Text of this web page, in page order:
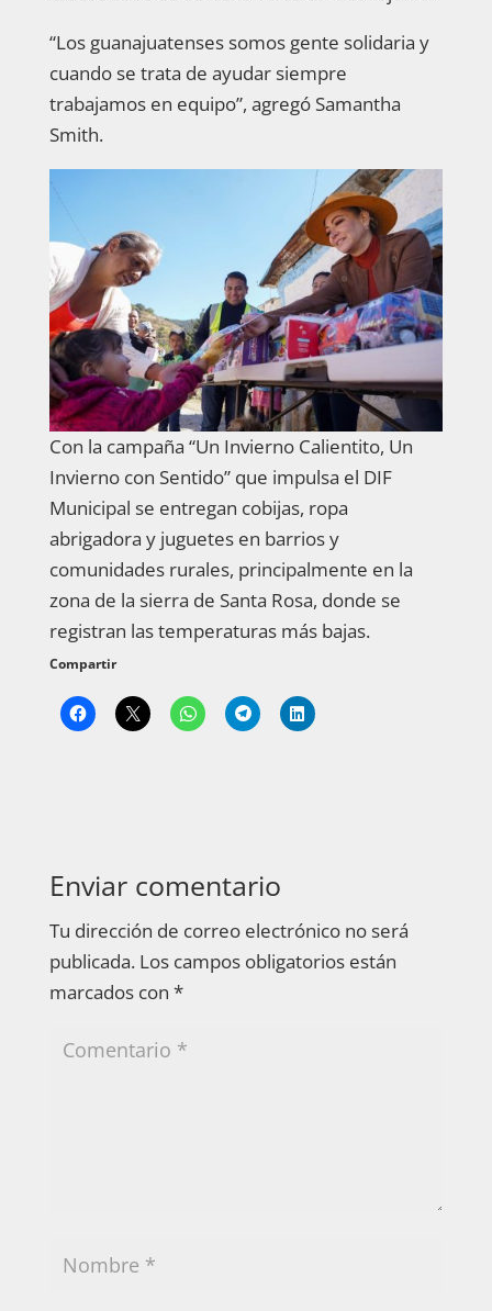
“Los guanajuatenses somos gente solidaria y
cuando se trata de ayudar siempre
trabajamos en equipo”, agregó Samantha
Smith.
Con la campaña “Un Invierno Calientito, Un
Invierno con Sentido” que impulsa el DIF
Municipal se entregan cobijas, ropa
abrigadora y juguetes en barrios y
comunidades rurales, principalmente en la
zona de la sierra de Santa Rosa, donde se
registran las temperaturas más bajas.
Compartir
Enviar comentario
Tu dirección de correo electrónico no será
publicada. Los campos obligatorios están
marcados con *